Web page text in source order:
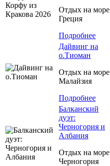
Отдых на море
Греция
Подробнее
Дайвинг на
о.Тиоман
Отдых на море
Малайзия
Подробнее
Балканский
дуэт:
Черногория и
Албания
Отдых на море
Черногория